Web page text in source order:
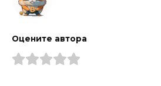
Оцените автора